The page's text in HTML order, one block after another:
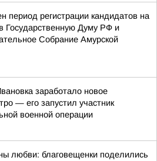
период регистрации кандидатов на
Государственную Думу РФ и
Собрание Амурской
заработало новое
— его запустил участник
военной операции
любви: благовещенки поделились